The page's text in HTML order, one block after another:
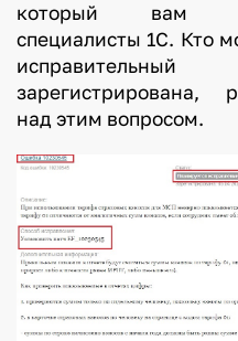
который вам
специалисты 1С. Кто
зарегистрирована,
над этим вопросом.